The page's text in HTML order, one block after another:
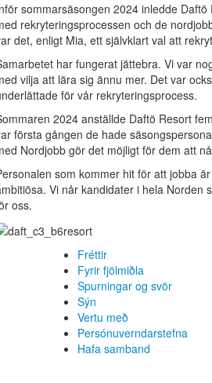
sommarsäsongen 2024 inledde
rekryteringsprocessen och de
det, enligt Mia, ett självklart val att
har fungerat jättebra. Vi var
vilja att lära sig ännu mer. Det var
för vår rekryteringsprocess.
2024 anställde Daftö Resort
första gången de hade
Nordjobb gör det möjligt för dem att
som kommer hit för att jobba
Vi når kandidater i hela Norden
oss.
Fréttir
Fyrir fjölmiðla
Spurningar og svör
Sýn
Vertu með
Persónuverndarstefna
Hafa samband